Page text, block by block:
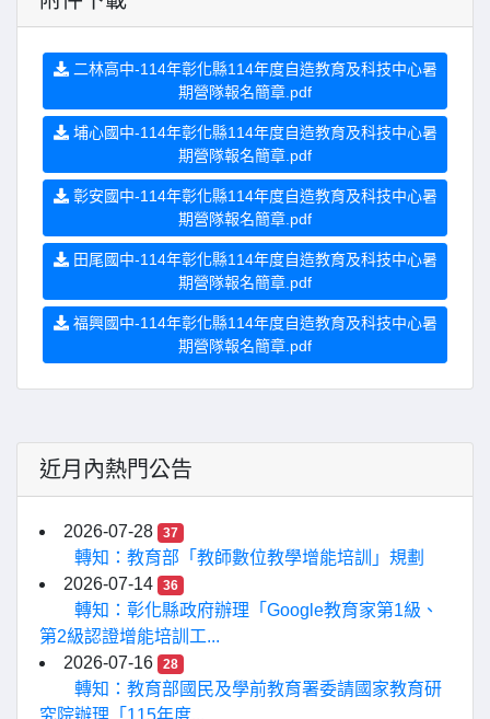
二林高中-114年彰化縣114年度自造教育及科技中心暑
期營隊報名簡章.pdf
埔心國中-114年彰化縣114年度自造教育及科技中心暑
期營隊報名簡章.pdf
彰安國中-114年彰化縣114年度自造教育及科技中心暑
期營隊報名簡章.pdf
田尾國中-114年彰化縣114年度自造教育及科技中心暑
期營隊報名簡章.pdf
福興國中-114年彰化縣114年度自造教育及科技中心暑
期營隊報名簡章.pdf
近月內熱門公告
2026-07-28 37
轉知：教育部「教師數位教學增能培訓」規劃
2026-07-14
36
轉知：彰化縣政府辦理「Google教育家第1級、
第2級認證增能培訓工...
2026-07-16
28
轉知：教育部國民及學前教育署委請國家教育研
究院辦理「115年度...